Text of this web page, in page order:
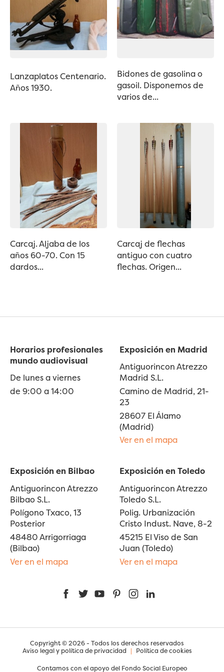
Lanzaplatos Centenario.
Años 1930.
Bidones de gasolina o
gasoil. Disponemos de
varios de...
Carcaj. Aljaba de los
años 60-70. Con 15
dardos...
Carcaj de flechas
antiguo con cuatro
flechas. Origen...
Horarios profesionales
mundo audiovisual
De lunes a viernes
de 9:00 a 14:00
Exposición en Madrid
Antiguorincon Atrezzo
Madrid S.L.
Camino de Madrid, 21-
23
28607 El Álamo
(Madrid)
Ver en el mapa
Exposición en Bilbao
Antiguorincon Atrezzo
Bilbao S.L.
Polígono Txaco, 13
Posterior
48480 Arrigorriaga
(Bilbao)
Ver en el mapa
Exposición en Toledo
Antiguorincon Atrezzo
Toledo S.L.
Polig. Urbanización
Cristo Indust. Nave, 8-2
45215 El Viso de San
Juan (Toledo)
Ver en el mapa
FacebookTwitterYouTubePinterestInstagram
Copyright © 2026 - Todos los derechos reservados
Aviso legal y política de privacidad | Política de cookies
Contamos con el apoyo del Fondo Social Europeo